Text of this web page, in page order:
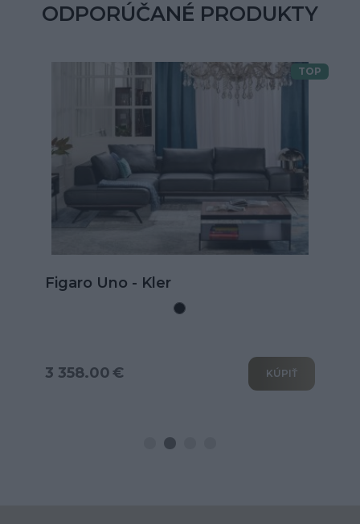
ODPORÚČANÉ PRODUKTY
TOP
Doprava zdarma
Kožená rohová sedačka Goya s
rozkladom na spanie
3 802.00 € KÚPIŤ